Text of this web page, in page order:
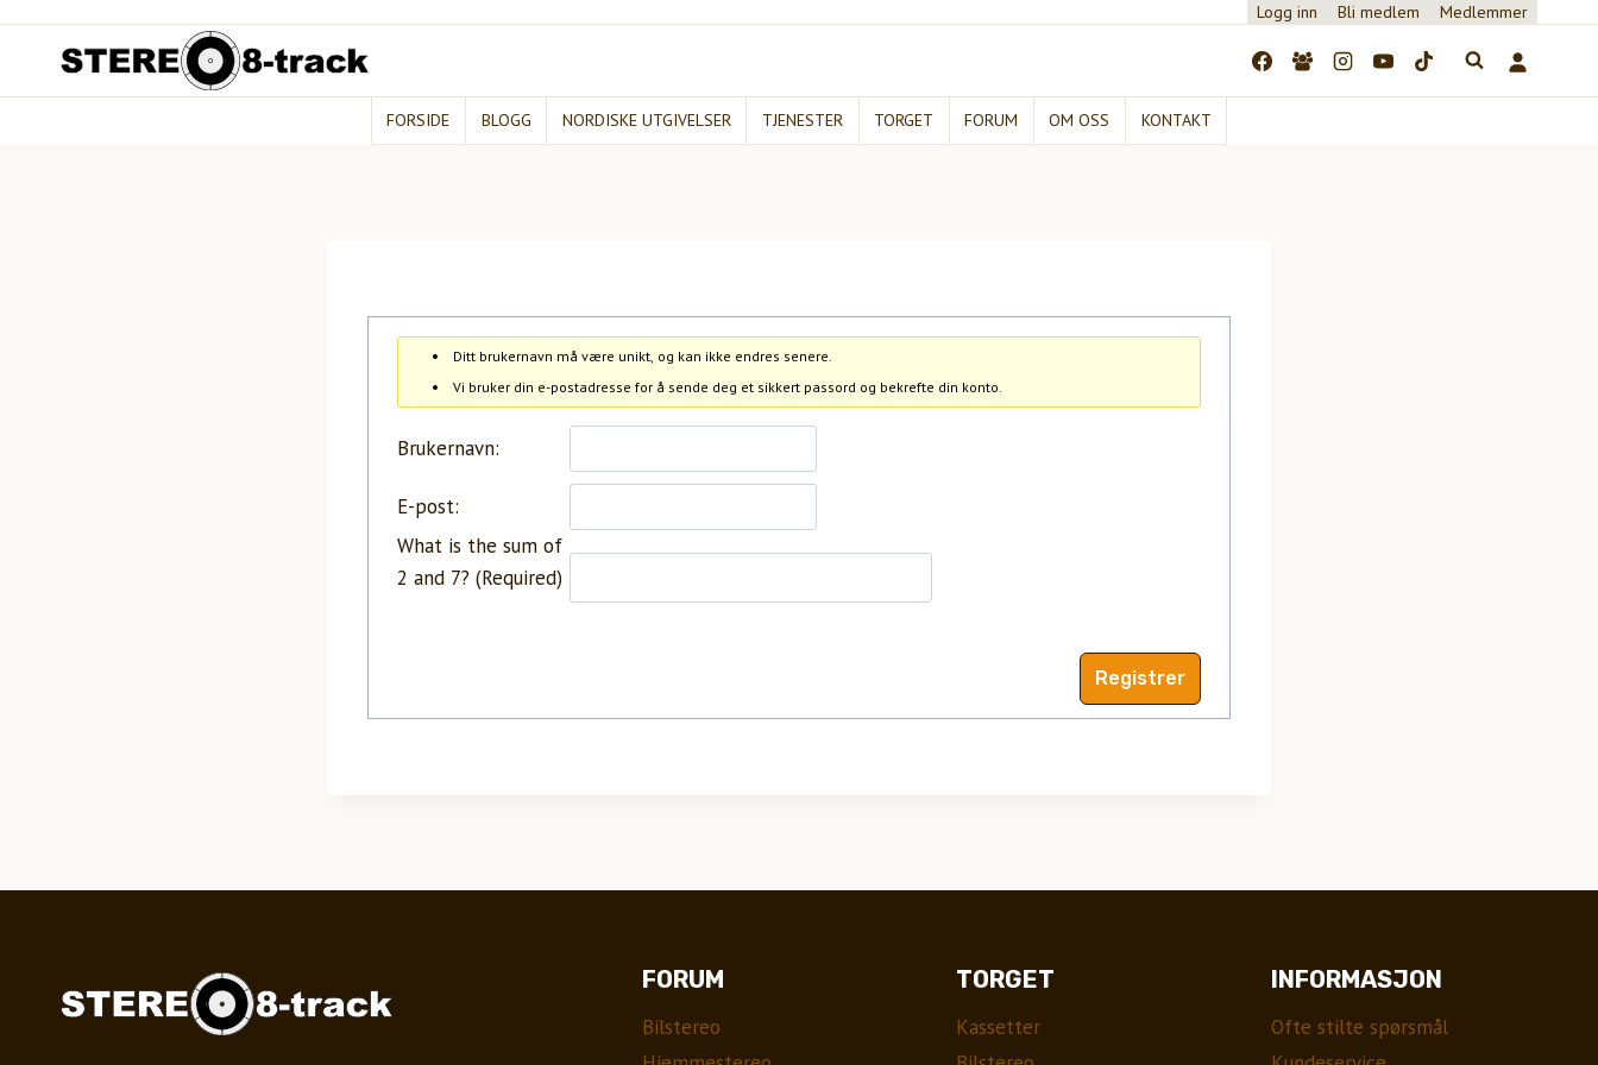
innhold
Logg inn Bli medlem Medlemmer
FORSIDE BLOGG NORDISKE UTGIVELSER TJENESTER TORGET FORUM OM OSS KONTAKT
Ditt brukernavn må være unikt, og kan ikke endres senere.
Vi bruker din e-postadresse for å sende deg et sikkert passord og bekrefte din konto.
Brukernavn:
E-post:
What is the sum of
2 and 7? (Required)
Registrer
FORUM
Bilstereo
TORGET
Kassetter
INFORMASJON
Ofte stilte spørsmål